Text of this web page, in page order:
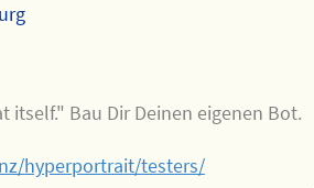
itself." Bau Dir Deinen eigenen Bot.
hyperportrait/testers/